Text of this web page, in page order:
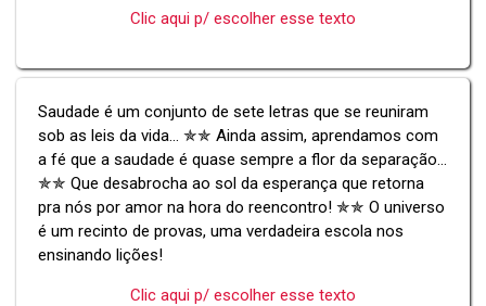
Clic aqui p/ escolher esse texto
Saudade é um conjunto de sete letras que se reuniram
sob as leis da vida... ✯✯ Ainda assim, aprendamos com
a fé que a saudade é quase sempre a flor da separação...
✯✯ Que desabrocha ao sol da esperança que retorna
pra nós por amor na hora do reencontro! ✯✯ O universo
é um recinto de provas, uma verdadeira escola nos
ensinando lições!
Clic aqui p/ escolher esse texto